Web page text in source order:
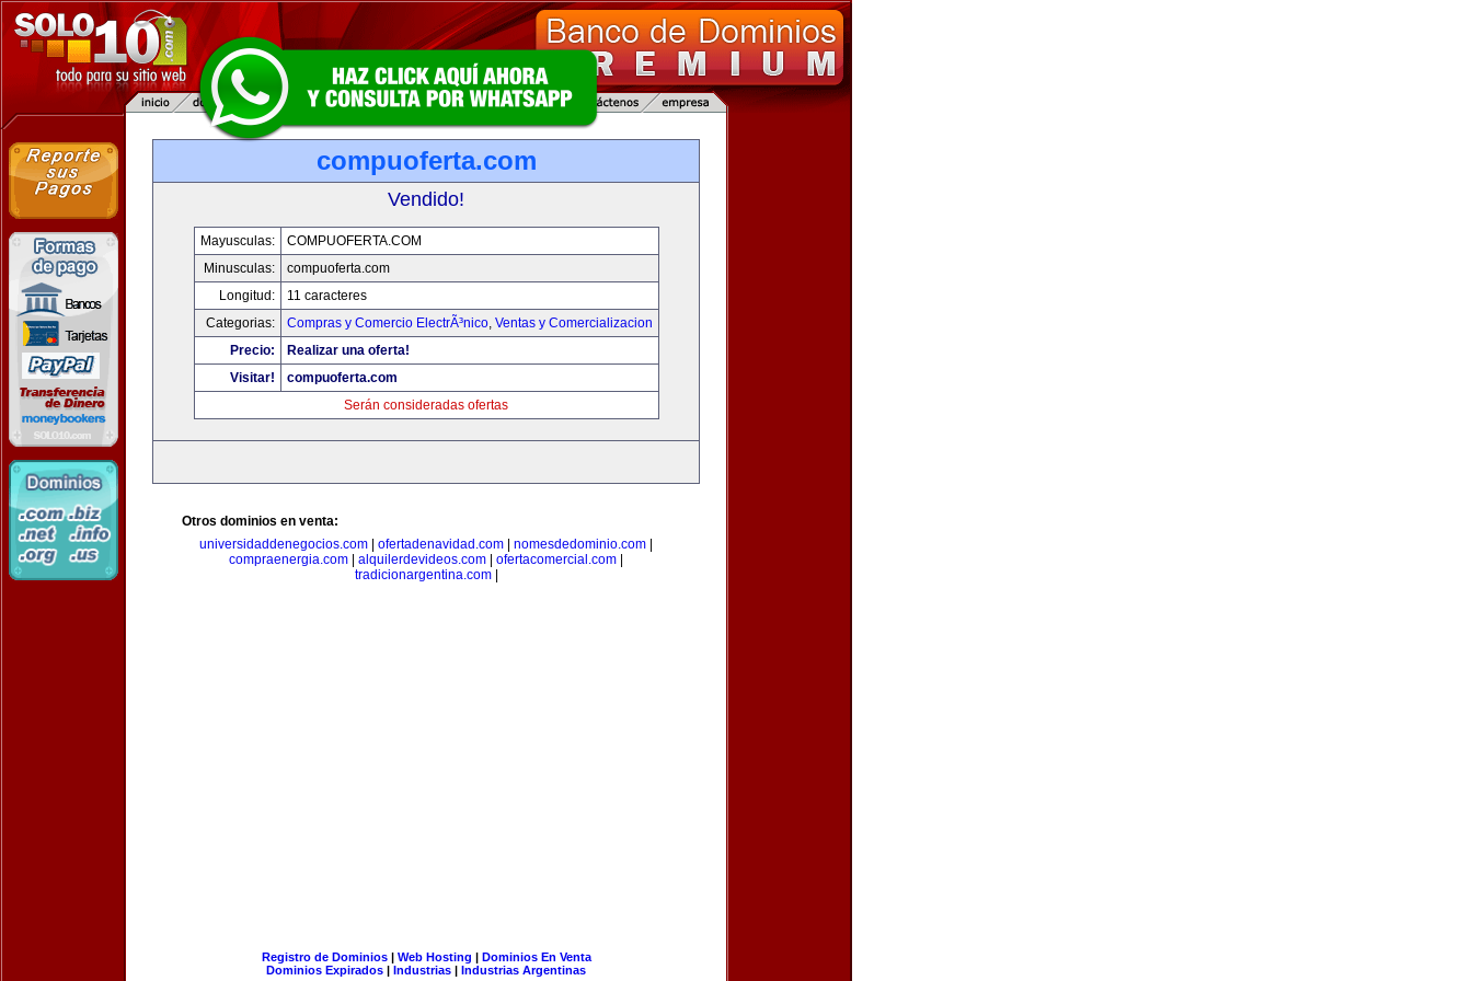
compuoferta.com
Vendido!
Mayusculas:
COMPUOFERTA.COM
Minusculas:
compuoferta.com
Longitud:
11 caracteres
Categorias:
Compras y Comercio ElectrÃ³nico, Ventas y Comercializacion
Precio:
Realizar una oferta!
Visitar!
compuoferta.com
Serán consideradas ofertas
Otros dominios en venta:
universidaddenegocios.com
ofertadenavidad.com nomesdedominio.com
compraenergia.com
alquilerdevideos.com ofertacomercial.com
tradicionargentina.com|
Registro de Dominios| Web Hosting | Dominios En Venta
Dominios Expirados | Industrias | Industrias Argentinas